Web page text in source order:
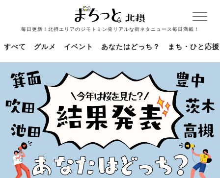
毎日更新！北摂エリアのジモトミン発リアルな街ネタニュース毎日満載！
すべて グルメ イベント あなたはどっち？ まち・ひと応援